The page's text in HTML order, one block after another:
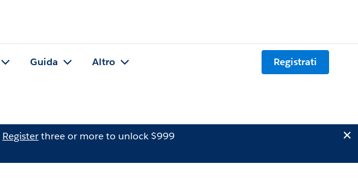
Guida Altro Registrati
Registerthree or more to unlock $999